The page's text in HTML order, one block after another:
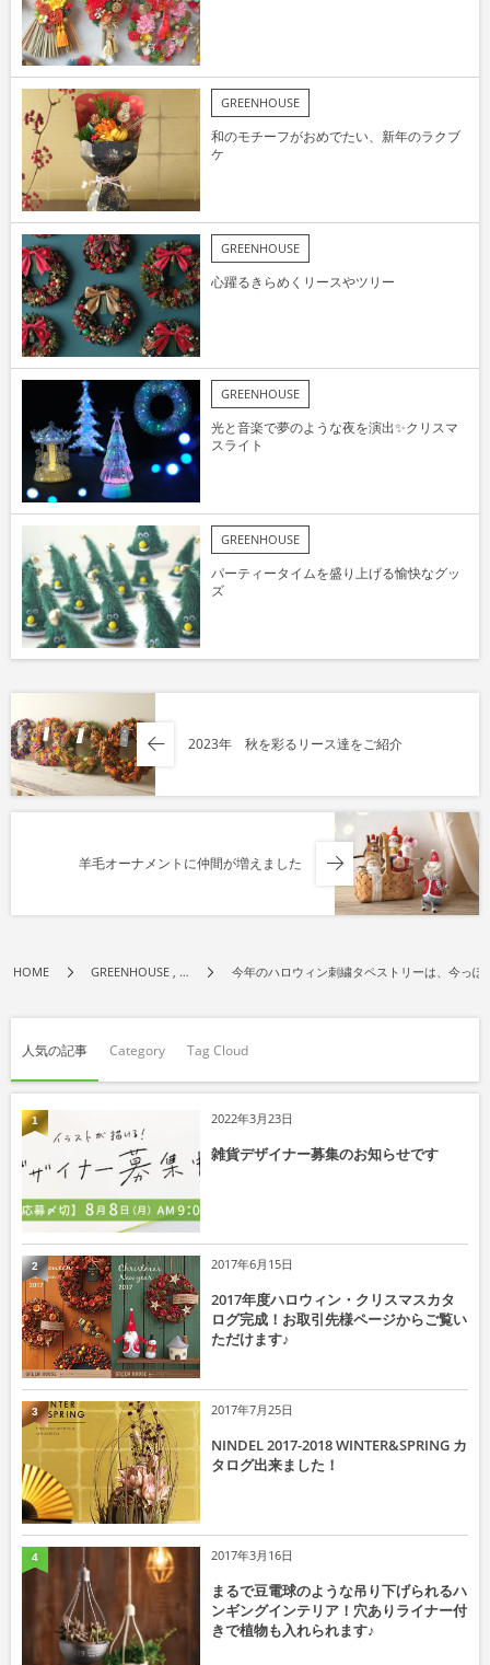
GREENHOUSE
和のモチーフがおめでたい、新年のラクブ
ケ
GREENHOUSE
心躍るきらめくリースやツリー
GREENHOUSE
光と音楽で夢のような夜を演出✨クリスマ
スライト
GREENHOUSE
パーティータイムを盛り上げる愉快なグッ
ズ
2023年 秋を彩るリース達をご紹介
羊毛オーナメントに仲間が増えました
HOME GREENHOUSE , … 今年のハロウィン刺繍タペストリーは、今っぽ
人気の記事 Category Tag Cloud
2022年3月23日
雑貨デザイナー募集のお知らせです
1
2017年6月15日
2017年度ハロウィン・クリスマスカタ
ログ完成！お取引先様ページからご覧い
ただけます♪
2
2017年7月25日
NINDEL 2017-2018 WINTER&SPRING カ
タログ出来ました！
3
2017年3月16日
まるで豆電球のような吊り下げられるハ
ンギングインテリア！穴ありライナー付
きで植物も入れられます♪
4